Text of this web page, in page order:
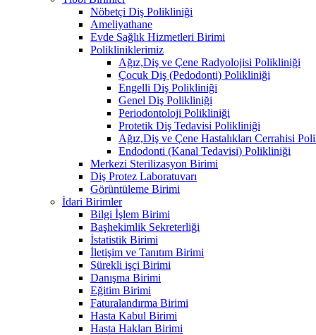
Nöbetçi Diş Polikliniği
Ameliyathane
Evde Sağlık Hizmetleri Birimi
Polikliniklerimiz
Ağız,Diş ve Çene Radyolojisi Polikliniği
Çocuk Diş (Pedodonti) Polikliniği
Engelli Diş Polikliniği
Genel Diş Polikliniği
Periodontoloji Polikliniği
Protetik Diş Tedavisi Polikliniği
Ağız,Diş ve Çene Hastalıkları Cerrahisi
Endodonti (Kanal Tedavisi) Polikliniği
Merkezi Sterilizasyon Birimi
Diş Protez Laboratuvarı
Görüntüleme Birimi
İdari Birimler
Bilgi İşlem Birimi
Başhekimlik Sekreterliği
İstatistik Birimi
İletişim ve Tanıtım Birimi
Sürekli işçi Birimi
Danışma Birimi
Eğitim Birimi
Faturalandırma Birimi
Hasta Kabul Birimi
Hasta Hakları Birimi